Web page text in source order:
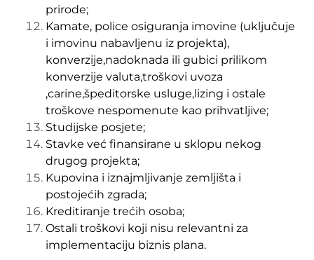
prirode;
Kamate, police osiguranja imovine (uključuje
i imovinu nabavljenu iz projekta),
konverzije,nadoknada ili gubici prilikom
konverzije valuta,troškovi uvoza
,carine,špeditorske usluge,lizing i ostale
troškove nespomenute kao prihvatljive;
Studijske posjete;
Stavke već finansirane u sklopu nekog
drugog projekta;
Kupovina i iznajmljivanje zemljišta i
postojećih zgrada;
Kreditiranje trećih osoba;
Ostali troškovi koji nisu relevantni za
implementaciju biznis plana.